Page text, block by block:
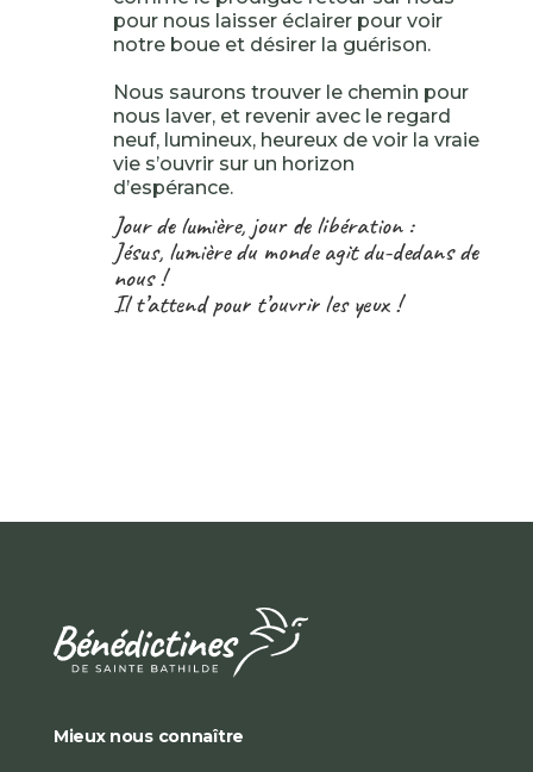
pour nous laisser éclairer pour voir
notre boue et désirer la guérison.
Nous saurons trouver le chemin pour
nous laver, et revenir avec le regard
neuf, lumineux, heureux de voir la vraie
vie s’ouvrir sur un horizon
d’espérance.
Jour de lumière, jour de libération :
Jésus, lumière du monde agit du-dedans de
nous !
Il t’attend pour t’ouvrir les yeux !
Mieux nous connaître